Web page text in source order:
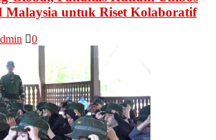
Malaysia untuk Riset Kolaboratif
0